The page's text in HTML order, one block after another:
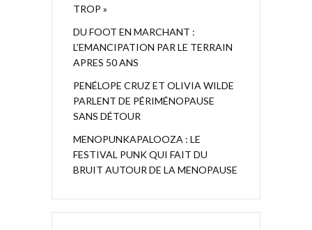
TROP »
DU FOOT EN MARCHANT :
L’EMANCIPATION PAR LE TERRAIN
APRES 50 ANS
PENÉLOPE CRUZ ET OLIVIA WILDE
PARLENT DE PÉRIMÉNOPAUSE
SANS DÉTOUR
MENOPUNKAPALOOZA : LE
FESTIVAL PUNK QUI FAIT DU
BRUIT AUTOUR DE LA MENOPAUSE